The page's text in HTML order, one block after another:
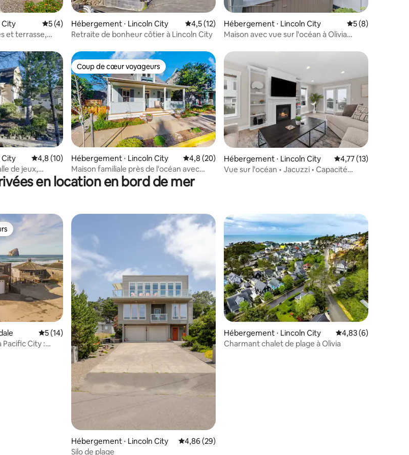
4 commentaires : 4,5 sur 5
City Évaluation moyenne sur la base de 4 commentaires : 5 sur 5
5 (4)
et terrasse,
Hébergement ⋅ Lincoln City Évaluation moyenne sur la base de 12 commentaires : 4,5 sur 5
4,5 (12)
Retraite de bonheur côtier à Lincoln City
Hébergement ⋅ Lincoln City Évaluation
5 (8)
Maison avec vue sur l'océan à Olivia
commentaires : 4,96 sur 5
City Évaluation moyenne sur la base de 10 commentaires : 4,8 sur 5
4,8 (10)
de jeux,
Coup de cœur voyageurs
Coup de cœur voyageurs
Hébergement ⋅ Lincoln City Évaluation moyenne sur la base de 20 commentaires : 4,8 sur 5
4,8 (20)
Maison familiale près de l'océan avec
jacuzzi et WiFi
Hébergement ⋅ Lincoln City Évaluation moyenne
4,77 (13)
Vue sur l'océan • Jacuzzi • Capacité
en location en bord de mer
commentaires : 4,92 sur 5
Évaluation moyenne sur la base de 14 commentaires : 5 sur 5
5 (14)
City :
Hébergement ⋅ Lincoln City Évaluation moyenne sur la base de 29 commentaires : 4,86 sur 5
4,86 (29)
Silo de plage
Hébergement ⋅ Lincoln City Évaluation moyenne
4,83 (6)
Charmant chalet de plage à Olivia